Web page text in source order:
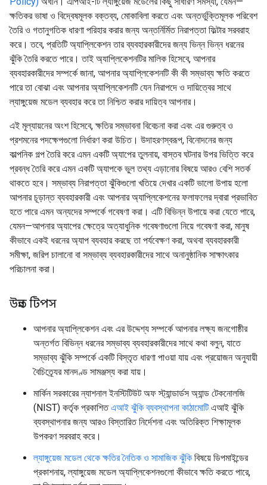
ক্ষতিকর ভাষা ও বিদ্বেষমূলক বক্তব্য, মোকাবিলা করতে এবং অন্তর্ভুক্তিমূলক পরিবেশ
তৈরি ও গতানুগতিক ধারণা পরিহার করার জন্য অন্তর্নির্মিত নিরাপত্তা ফিল্টার সরবরাহ
করে। তবে, প্রতিটি অ্যাপ্লিকেশন তার ব্যবহারকারীদের জন্য ভিন্ন ভিন্ন ধরনের
ঝুঁকি তৈরি করতে পারে। তাই অ্যাপ্লিকেশনটির মালিক হিসেবে, আপনার
ব্যবহারকারীদের সম্পর্কে জানা, আপনার অ্যাপ্লিকেশনটি কী কী সম্ভাব্য ক্ষতি করতে
পারে তা বোঝা এবং আপনার অ্যাপ্লিকেশনটি যেন নিরাপদে ও দায়িত্বের সাথে
ল্যাঙ্গুয়েজ মডেল ব্যবহার করে তা নিশ্চিত করার দায়িত্ব আপনার।
এই মূল্যায়নের অংশ হিসেবে, ক্ষতির সম্ভাবনা বিবেচনা করা এবং এর গুরুত্ব ও
প্রশমনের পদক্ষেপগুলো নির্ধারণ করা উচিত। উদাহরণস্বরূপ, বিনোদনের জন্য
কাল্পনিক গল্প তৈরি করে এমন একটি অ্যাপের তুলনায়, বাস্তব ঘটনার উপর ভিত্তি করে
প্রবন্ধ তৈরি করে এমন একটি অ্যাপকে ভুল তথ্য এড়ানোর বিষয়ে আরও বেশি সতর্ক
থাকতে হবে। সম্ভাব্য নিরাপত্তা ঝুঁকিগুলো খতিয়ে দেখার একটি ভালো উপায় হলো
আপনার চূড়ান্ত ব্যবহারকারী এবং আপনার অ্যাপ্লিকেশনের ফলাফলের দ্বারা প্রভাবিত
হতে পারে এমন অন্যদের সম্পর্কে গবেষণা করা। এটি বিভিন্ন উপায়ে করা যেতে পারে,
যেমন—আপনার অ্যাপের ক্ষেত্রে অত্যাধুনিক গবেষণাগুলো নিয়ে গবেষণা করা, মানুষ
কীভাবে একই ধরনের অ্যাপ ব্যবহার করছে তা পর্যবেক্ষণ করা, অথবা ব্যবহারকারী
সমীক্ষা, জরিপ চালানো বা সম্ভাব্য ব্যবহারকারীদের সাথে অনানুষ্ঠানিক সাক্ষাৎকার
পরিচালনা করা।
উন্নত টিপস
আপনার অ্যাপ্লিকেশন এবং এর উদ্দেশ্য সম্পর্কে আপনার লক্ষ্য জনগোষ্ঠীর
অন্তর্গত বিভিন্ন ধরনের সম্ভাব্য ব্যবহারকারীদের সাথে কথা বলুন, যাতে
সম্ভাব্য ঝুঁকি সম্পর্কে একটি বিস্তৃত ধারণা পাওয়া যায় এবং প্রয়োজন অনুযায়ী
বৈচিত্র্যের মানদণ্ড সামঞ্জস্য করা যায়।
মার্কিন সরকারের ন্যাশনাল ইনস্টিটিউট অফ স্ট্যান্ডার্ডস অ্যান্ড টেকনোলজি
(NIST) কর্তৃক প্রকাশিতএআই ঝুঁকি ব্যবস্থাপনা কাঠামোটিএআই ঝুঁকি
ব্যবস্থাপনার জন্য আরও বিস্তারিত নির্দেশনা এবং অতিরিক্ত শিক্ষামূলক
উপকরণ সরবরাহ করে।
ল্যাঙ্গুয়েজ মডেল থেকে ক্ষতির নৈতিক ও সামাজিক ঝুঁকি বিষয়ে ডিপমাইন্ডের
প্রকাশনায়, ল্যাঙ্গুয়েজ মডেল অ্যাপ্লিকেশনগুলো কীভাবে ক্ষতি করতে পারে,